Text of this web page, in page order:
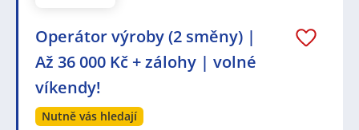
Operátor výroby (2 směny) |
Až 36 000 Kč + zálohy | volné
víkendy!
Nutně vás hledají